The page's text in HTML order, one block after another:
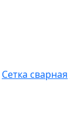
Сетка сварная